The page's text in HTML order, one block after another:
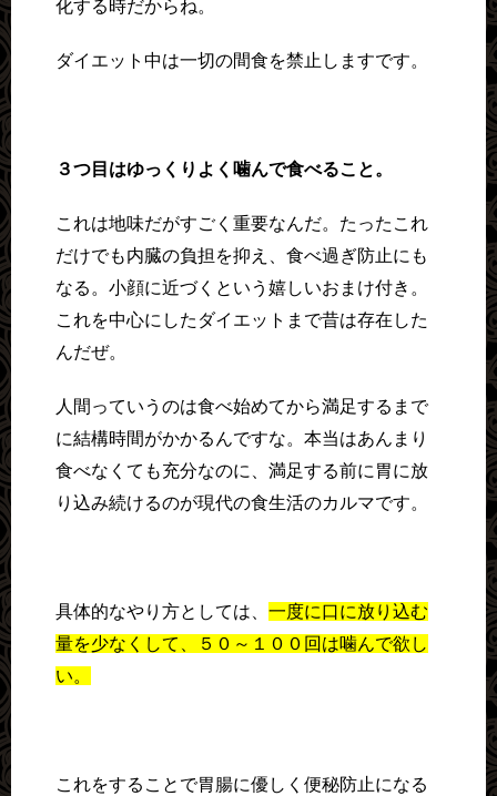
化する時だからね。
ダイエット中は一切の間食を禁止しますです。
３つ目はゆっくりよく噛んで食べること。
これは地味だがすごく重要なんだ。たったこれ
だけでも内臓の負担を抑え、食べ過ぎ防止にも
なる。小顔に近づくという嬉しいおまけ付き。
これを中心にしたダイエットまで昔は存在した
んだぜ。
人間っていうのは食べ始めてから満足するまで
に結構時間がかかるんですな。本当はあんまり
食べなくても充分なのに、満足する前に胃に放
り込み続けるのが現代の食生活のカルマです。
具体的なやり方としては、 一度に口に放り込む
量を少なくして、５０～１００回は噛んで欲し
い。
これをすることで胃腸に優しく便秘防止になる